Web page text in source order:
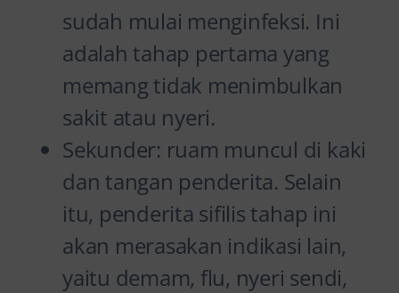
sudah mulai menginfeksi. Ini
adalah tahap pertama yang
memang tidak menimbulkan
sakit atau nyeri.
Sekunder: ruam muncul di kaki
dan tangan penderita. Selain
itu, penderita sifilis tahap ini
akan merasakan indikasi lain,
yaitu demam, flu, nyeri sendi,